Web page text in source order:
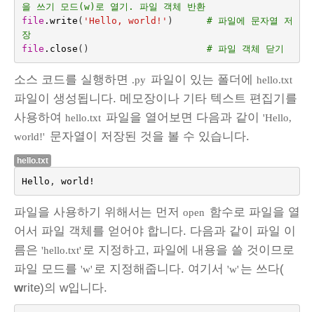
을 쓰기 모드(w)로 열기. 파일 객체 반환
file . write ( 'Hello, world!' )
# 파일에 문자열 저
장
file . close () # 파일 객체 닫기
소스 코드를 실행하면 .py 파일이 있는 폴더에 hello.txt
파일이 생성됩니다. 메모장이나 기타 텍스트 편집기를
사용하여 hello.txt 파일을 열어보면 다음과 같이 'Hello,
world!' 문자열이 저장된 것을 볼 수 있습니다.
hello.txt
Hello , world !
파일을 사용하기 위해서는 먼저 open 함수로 파일을 열
어서 파일 객체를 얻어야 합니다. 다음과 같이 파일 이
름은 'hello.txt' 로 지정하고, 파일에 내용을 쓸 것이므로
파일 모드를 'w' 로 지정해줍니다. 여기서 'w' 는 쓰다(
write)의 w입니다.